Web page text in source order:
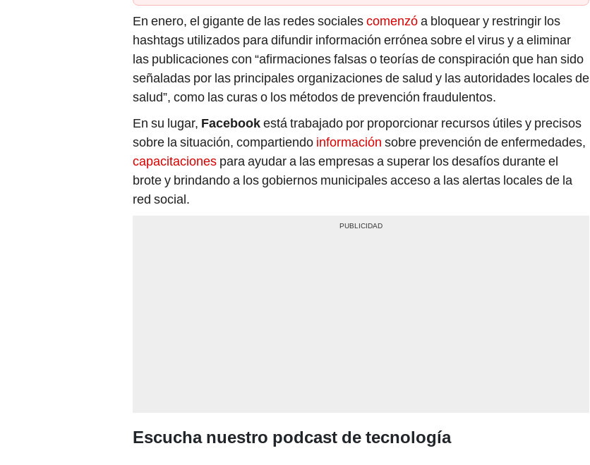
En enero, el gigante de las redes socialescomenzóa bloquear y restringir los
hashtags utilizados para difundir información errónea sobre el virus y a eliminar
las publicaciones con “afirmaciones falsas o teorías de conspiración que han sido
señaladas por las principales organizaciones de salud y las autoridades locales de
salud”, como las curas o los métodos de prevención fraudulentos.
En su lugar, Facebookestá trabajado por proporcionar recursos útiles y precisos
sobre la situación, compartiendo información sobre prevención de enfermedades,
capacitaciones para ayudar a las empresas a superar los desafíos durante el
brote y brindando a los gobiernos municipales acceso a las alertas locales de la
red social.
Escucha nuestro podcast de tecnología